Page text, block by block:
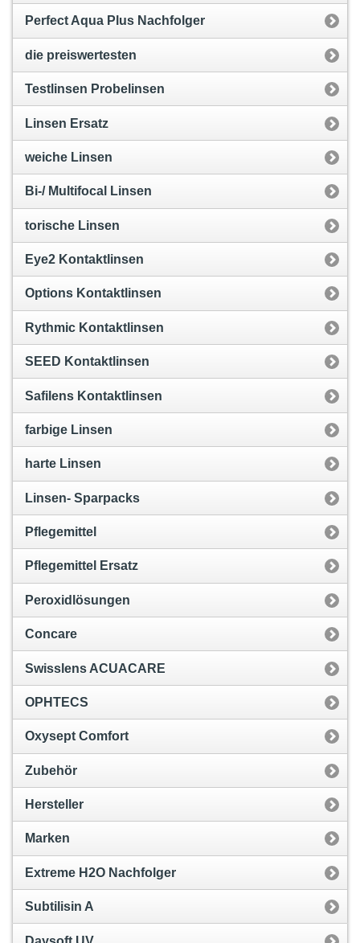
Perfect Aqua Plus Nachfolger
die preiswertesten
Testlinsen Probelinsen
Linsen Ersatz
weiche Linsen
Bi-/ Multifocal Linsen
torische Linsen
Eye2 Kontaktlinsen
Options Kontaktlinsen
Rythmic Kontaktlinsen
SEED Kontaktlinsen
Safilens Kontaktlinsen
farbige Linsen
harte Linsen
Linsen- Sparpacks
Pflegemittel
Pflegemittel Ersatz
Peroxidlösungen
Concare
Swisslens ACUACARE
OPHTECS
Oxysept Comfort
Zubehör
Hersteller
Marken
Extreme H2O Nachfolger
Subtilisin A